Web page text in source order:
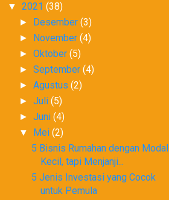
▼ 2021 (38)
► Desember (3)
► November (4)
► Oktober (5)
► September (4)
► Agustus (2)
► Juli (5)
► Juni (4)
▼ Mei (2)
5 Bisnis Rumahan dengan Modal
Kecil, tapi Menjanji...
5 Jenis Investasi yang Cocok
untuk Pemula